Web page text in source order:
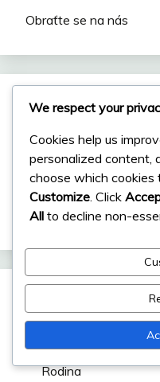
Obraťte se na nás
Kategorie
Kariérní úspěchy
Mezinárodní
Životopisy hráčů
Nejnovější
Fernando Gago:
Rodina
We respect your
Cookies help us
personalized content,
choose which cookies
Customize . Click
All to decline non-